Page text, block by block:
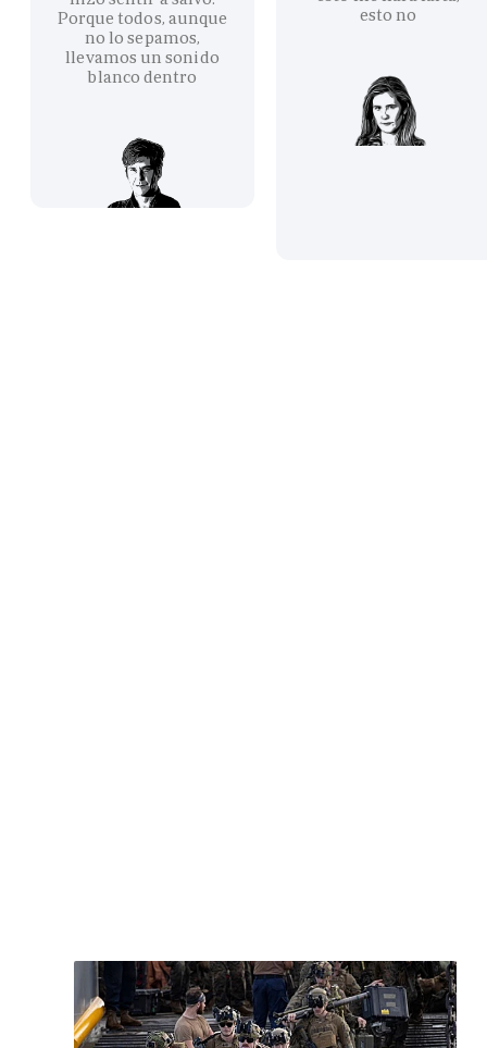
Porque todos, aunque
no lo sepamos,
llevamos un sonido
blanco dentro
esto no